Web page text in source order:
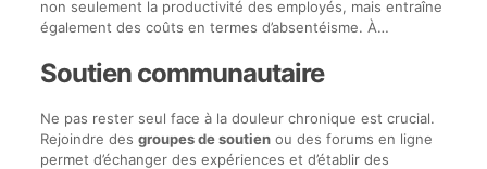
non seulement la productivité des employés, mais entraîne
également des coûts en termes d’absentéisme. À…
Soutien communautaire
Ne pas rester seul face à la douleur chronique est crucial.
Rejoindre des groupes de soutienou des forums en ligne
permet d’échanger des expériences et d’établir des